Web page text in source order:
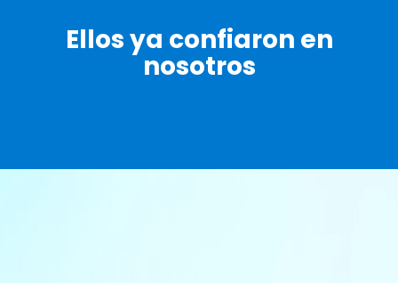
Ellos ya confiaron en
nosotros